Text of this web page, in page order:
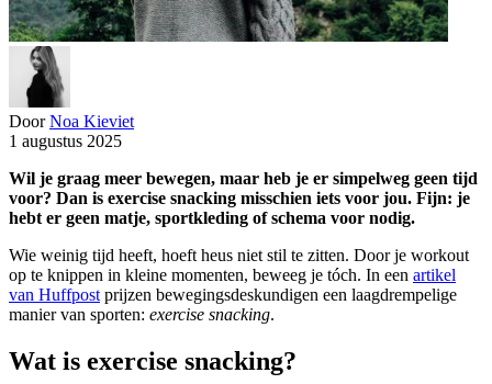
Door Noa Kieviet
1 augustus 2025
Wil je graag meer bewegen, maar heb je er simpelweg geen tijd
voor? Dan is exercise snacking misschien iets voor jou. Fijn: je
hebt er geen matje, sportkleding of schema voor nodig.
Wie weinig tijd heeft, hoeft heus niet stil te zitten. Door je workout
op te knippen in kleine momenten, beweeg je tóch. In een artikel
van Huffpost prijzen bewegingsdeskundigen een laagdrempelige
manier van sporten: exercise snacking.
Wat is exercise snacking?